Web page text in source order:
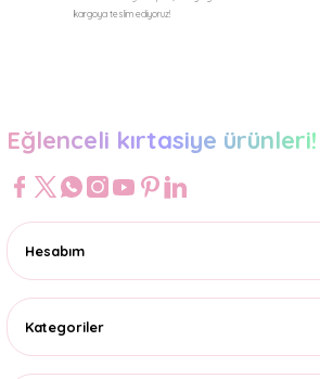
kargoya teslim ediyoruz!
Eğlenceli kırtasiye ürünleri!
Hesabım
Kategoriler